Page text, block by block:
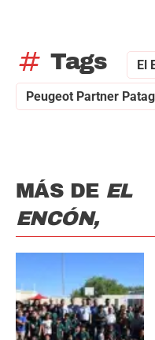
tag Tags El
Peugeot Partner
MÁS DE EL
ENCÓN,